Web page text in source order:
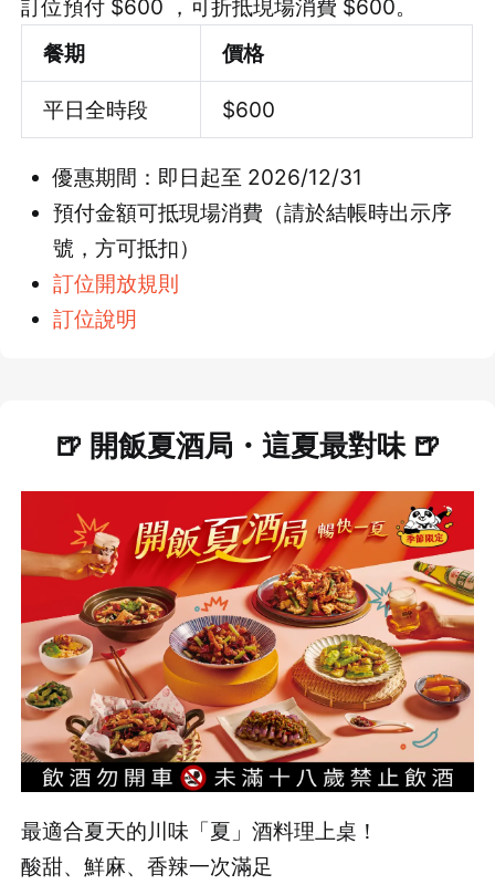
訂位預付 $600 ，可折抵現場消費 $600。
餐期
價格
平日全時段 $600
優惠期間：即日起至 2026/12/31
預付金額可抵現場消費（請於結帳時出示序
號，方可抵扣）
訂位開放規則
訂位說明
🍺 開飯夏酒局・這夏最對味🍺
最適合夏天的川味「夏」酒料理上桌！
酸甜、鮮麻、香辣一次滿足